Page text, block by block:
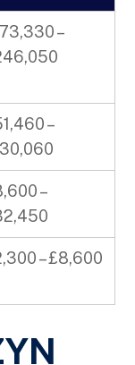
–
–
–
– £8,600